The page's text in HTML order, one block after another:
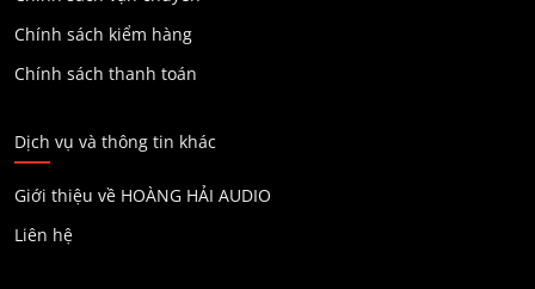
Chính sách kiểm hàng
Chính sách thanh toán
Dịch vụ và thông tin khác
Giới thiệu về HOÀNG HẢI AUDIO
Liên hệ